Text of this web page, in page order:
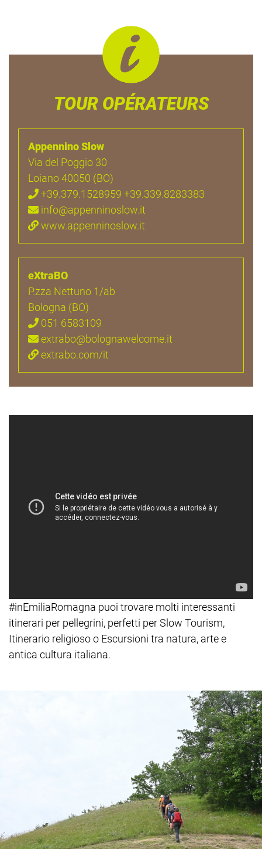
TOUR OPÉRATEURS
Appennino Slow
Via del Poggio 30
Loiano 40050 (BO)
+39.379.1528959 +39.339.8283383
info@appenninoslow.it
www.appenninoslow.it
eXtraBO
P.zza Nettuno 1/ab
Bologna (BO)
051 6583109
extrabo@bolognawelcome.it
extrabo.com/it
#inEmiliaRomagna puoi trovare molti interessanti
itinerari per pellegrini, perfetti per Slow Tourism,
Itinerario religioso o Escursioni tra natura, arte e
antica cultura italiana.